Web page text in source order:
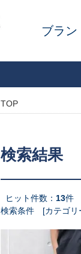
ブラン
TOP
検索結果
ヒット件数： 13件
検索条件 [カテゴリ